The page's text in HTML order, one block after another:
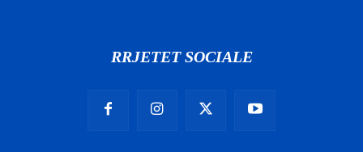
RRJETET SOCIALE